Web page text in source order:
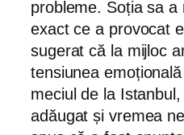
probleme. Soția sa
exact ce a provocat
sugerat că la mijloc
tensiunea
meciul de la
adăugat și vremea